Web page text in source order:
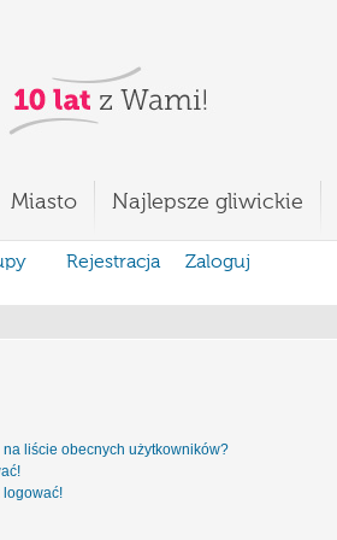
Miasto Najlepsze gliwickie
Rejestracja
Zaloguj
liście obecnych użytkowników?
logować!